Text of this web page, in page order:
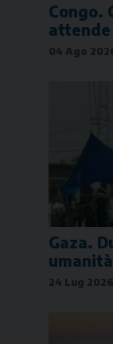
Congo.
04 Ago
Gaza.
24 Lug 2026